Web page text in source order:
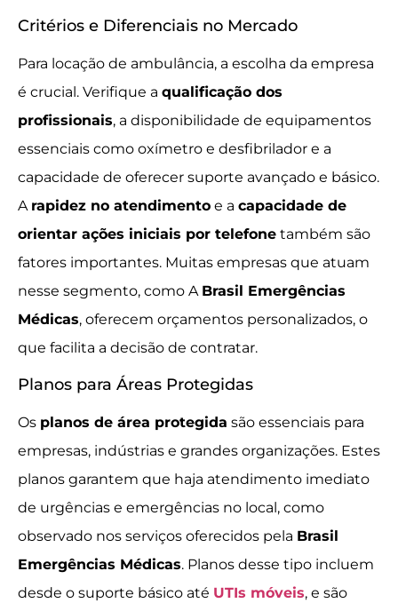
Critérios e Diferenciais no Mercado
Para locação de ambulância, a escolha da empresa
é crucial. Verifique a qualificação dos
profissionais, a disponibilidade de equipamentos
essenciais como oxímetro e desfibrilador e a
capacidade de oferecer suporte avançado e básico.
A rapidez no atendimento e a capacidade de
orientar ações iniciais por telefone também são
fatores importantes. Muitas empresas que atuam
nesse segmento, como A Brasil Emergências
Médicas, oferecem orçamentos personalizados, o
que facilita a decisão de contratar.
Planos para Áreas Protegidas
Os planos de área protegida são essenciais para
empresas, indústrias e grandes organizações. Estes
planos garantem que haja atendimento imediato
de urgências e emergências no local, como
observado nos serviços oferecidos pela Brasil
Emergências Médicas. Planos desse tipo incluem
desde o suporte básico até UTIs móveis, e são